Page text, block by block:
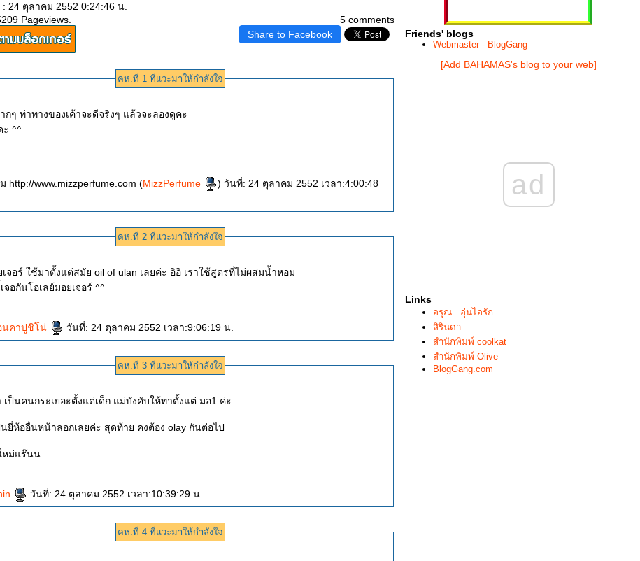
: 24 ตุลาคม 2552 0:24:46 น.
5 comments
Pageviews.
Share to Facebook
คห.ที่ 1 ที่แวะมาให้กำลังใจ
ๆ ท่าทางของเค้าจะดีจริงๆ แล้วจะลองดูคะ
^^
www.mizzperfume.com (MizzPerfume
) วันที่: 24 ตุลาคม 2552 เวลา:4:00:48
คห.ที่ 2 ที่แวะมาให้กำลังใจ
จอร์ ใช้มาตั้งแต่สมัย oil of ulan เลยค่ะ อิอิ เราใช้สูตรที่ไม่ผสมน้ำหอม
อกันโอเลย์มอยเจอร์ ^^
คาปูชิโน่ วันที่: 24 ตุลาคม 2552 เวลา:9:06:19 น.
คห.ที่ 3 ที่แวะมาให้กำลังใจ
เป็นคนกระเยอะตั้งแต่เด็ก แม่บังคับให้ทาตั้งแต่ มอ1 ค่ะ
ยี่ห้ออื่นหน้าลอกเลยค่ะ สุดท้าย คงต้อง olay กันต่อไป
หม่แร๊นน
วันที่: 24 ตุลาคม 2552 เวลา:10:39:29 น.
คห.ที่ 4 ที่แวะมาให้กำลังใจ
Friends' blogs
Webmaster - BlogGang
[Add BAHAMAS's blog to your web]
ad
Links
อรุณ...อุ่นไอรัก
สิรินดา
สำนักพิมพ์ coolkat
สำนักพิมพ์ Olive
BlogGang.com